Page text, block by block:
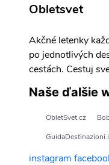
Obletsvet
Akčné letenky
po jednotlivých
cestách. Cestuj
Naše ďalšie
ObletSvet.cz
instagram